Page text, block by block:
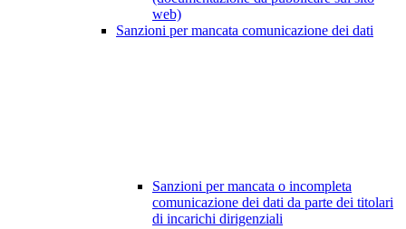
web)
Sanzioni per mancata comunicazione dei dati
Sanzioni per mancata o incompleta
comunicazione dei dati da parte dei titolari
di incarichi dirigenziali